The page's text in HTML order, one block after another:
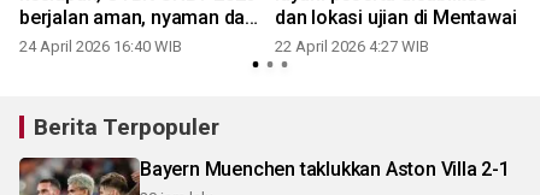
berjalan aman, nyaman dan
profesional
24 April 2026 16:40 WIB
dan lokasi ujian di Mentawai
22 April 2026 4:27 WIB
Berita Terpopuler
Bayern Muenchen taklukkan Aston Villa 2-1